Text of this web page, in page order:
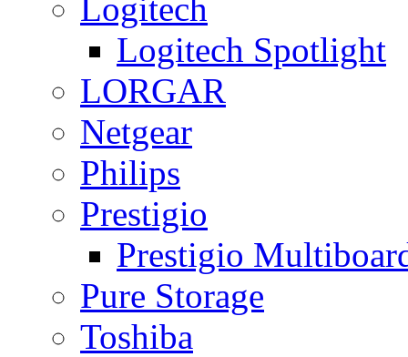
Logitech
Logitech Spotlight
LORGAR
Netgear
Philips
Prestigio
Prestigio
Pure Storage
Toshiba